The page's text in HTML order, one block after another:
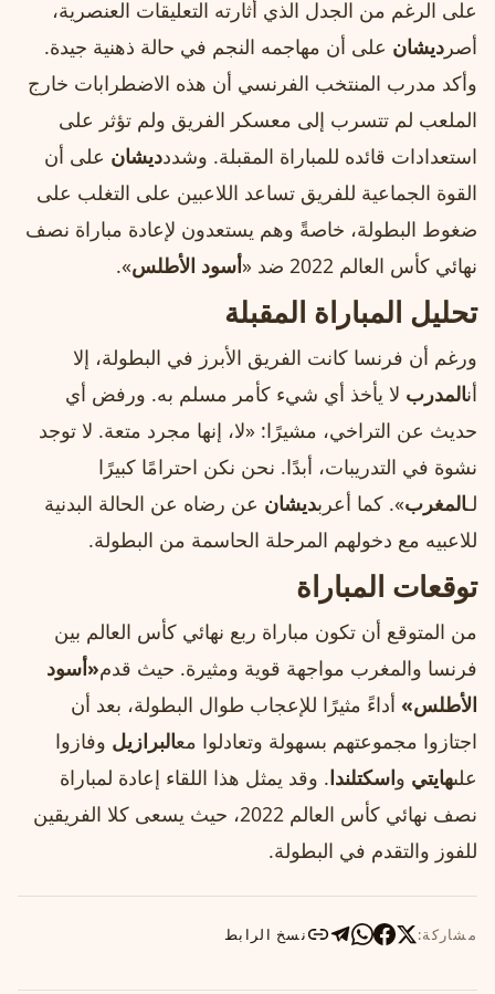
على الرغم من الجدل الذي أثارته التعليقات العنصرية،
أصر ديشان على أن مهاجمه النجم في حالة ذهنية جيدة.
وأكد مدرب المنتخب الفرنسي أن هذه الاضطرابات خارج
الملعب لم تتسرب إلى معسكر الفريق ولم تؤثر على
استعدادات قائده للمباراة المقبلة. وشددديشان على أن
القوة الجماعية للفريق تساعد اللاعبين على التغلب على
ضغوط البطولة، خاصةً وهم يستعدون لإعادة مباراة نصف
نهائي كأس العالم 2022 ضد «
أسود الأطلس».
تحليل المباراة المقبلة
ورغم أن فرنسا كانت الفريق الأبرز في البطولة، إلا
أنالمدرب لا يأخذ أي شيء كأمر مسلم به. ورفض أي
حديث عن التراخي، مشيرًا: «لا، إنها مجرد متعة. لا توجد
نشوة في التدريبات، أبدًا. نحن نكن احترامًا كبيرًا
لـالمغرب». كما أعربديشان عن رضاه عن الحالة البدنية
للاعبيه مع دخولهم المرحلة الحاسمة من البطولة.
توقعات المباراة
من المتوقع أن تكون مباراة ربع نهائي كأس العالم بين
فرنسا والمغرب مواجهة قوية ومثيرة. حيث قدم«أسود
الأطلس» أداءً مثيرًا للإعجاب طوال البطولة، بعد أن
اجتازوا مجموعتهم بسهولة وتعادلوا معالبرازيل وفازوا
علىهايتي واسكتلندا. وقد يمثل هذا اللقاء إعادة لمباراة
نصف نهائي كأس العالم 2022، حيث يسعى كلا الفريقين
للفوز والتقدم في البطولة.
مشاركة: نسخ الرابط